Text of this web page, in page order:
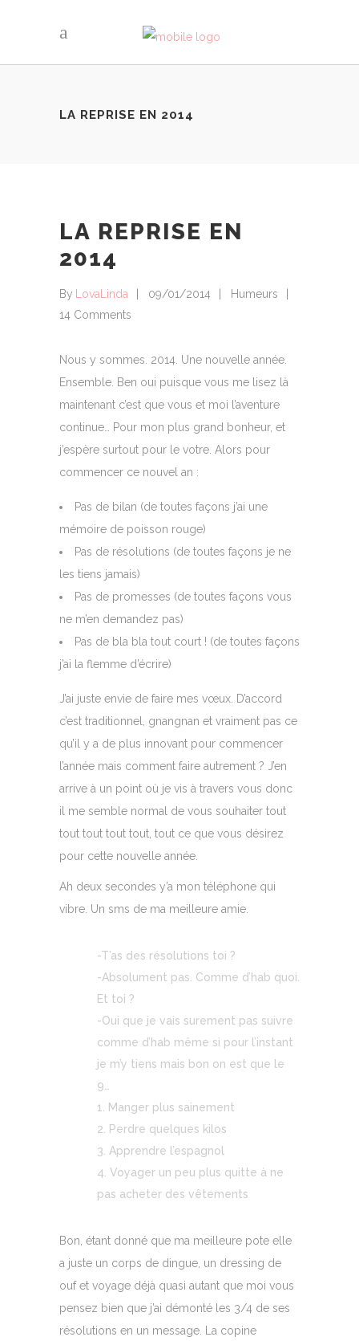
LA REPRISE EN 2014
LA REPRISE EN
2014
By LovaLinda 09/01/2014
Humeurs
14 Comments
Nous y sommes. 2014. Une nouvelle année.
Ensemble. Ben oui puisque vous me lisez là
maintenant c’est que vous et moi l’aventure
continue… Pour mon plus grand bonheur, et
j’espère surtout pour le votre. Alors pour
commencer ce nouvel an :
Pas de bilan (de toutes façons j’ai une
mémoire de poisson rouge)
Pas de résolutions (de toutes façons je ne
les tiens jamais)
Pas de promesses (de toutes façons vous
ne m’en demandez pas)
Pas de bla bla tout court ! (de toutes façons
j’ai la flemme d’écrire)
J’ai juste envie de faire mes vœux. D’accord
c’est traditionnel, gnangnan et vraiment pas ce
qu’il y a de plus innovant pour commencer
l’année mais comment faire autrement ? J’en
arrive à un point où je vis à travers vous donc
il me semble normal de vous souhaiter tout
tout tout tout tout, tout ce que vous désirez
pour cette nouvelle année.
Ah deux secondes y’a mon téléphone qui
vibre. Un sms de ma meilleure amie.
-T’as des résolutions toi ?
-Absolument pas. Comme d’hab quoi.
Et toi ?
-Oui que je vais surement pas suivre
comme d’hab même si pour l’instant
je m’y tiens mais bon on est que le
9…
Manger plus sainement
Perdre quelques kilos
Apprendre l’espagnol
Voyager un peu plus quitte à ne
pas acheter des vêtements
Bon, étant donné que ma meilleure pote elle
a juste un corps de dingue, un dressing de
ouf et voyage déjà quasi autant que moi vous
pensez bien que j’ai démonté les 3/4 de ses
résolutions en un message. La copine